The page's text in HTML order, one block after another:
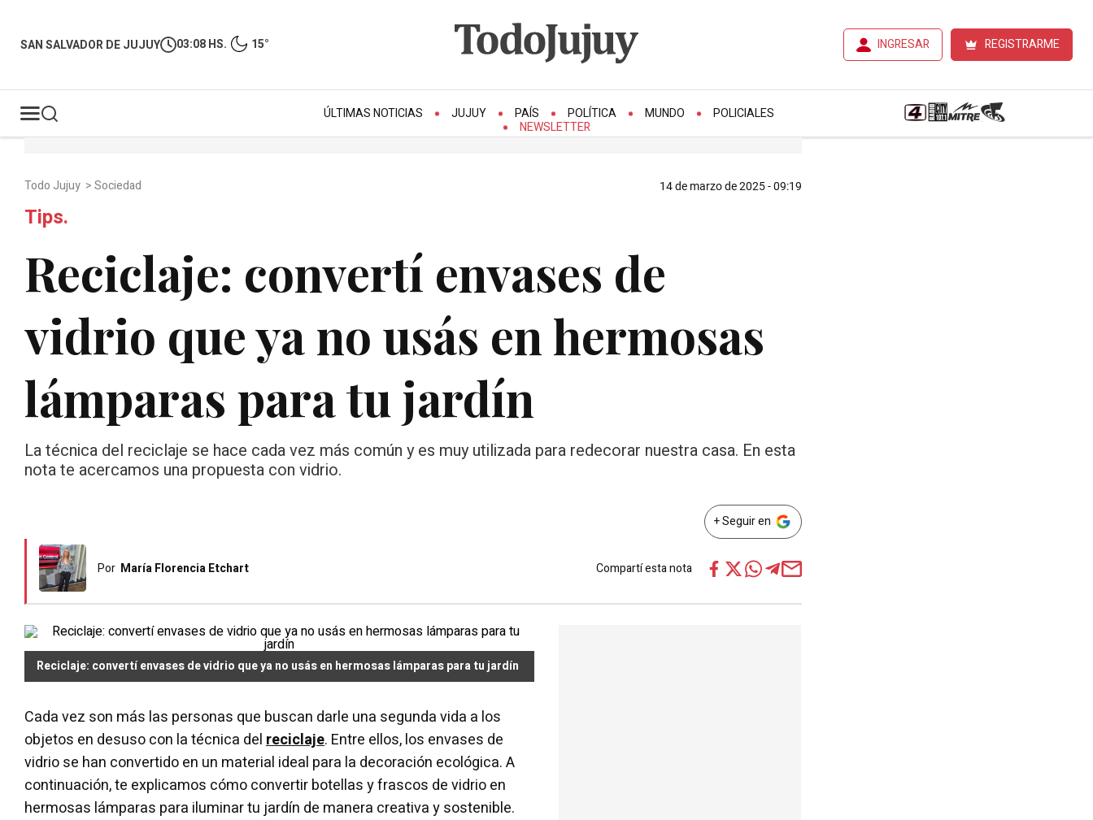
SAN SALVADOR DE JUJUY 03:08 HS. 15° INGRESAR REGISTRARME
ÚLTIMAS NOTICIAS JUJUY PAÍS POLÍTICA MUNDO
POLICIALES
NEWSLETTER
Todo Jujuy >Sociedad 14 de marzo de 2025 - 09:19
Tips.
Reciclaje: convertí envases de
vidrio que ya no usás en hermosas
lámparas para tu jardín
La técnica del reciclaje se hace cada vez más común y es muy utilizada para redecorar nuestra casa. En esta
nota te acercamos una propuesta con vidrio.
+ Seguir en
Por María Florencia Etchart Compartí esta nota
Reciclaje: convertí envases de vidrio que ya no usás en hermosas lámparas para tu jardín
Cada vez son más las personas que buscan darle una segunda vida a los
objetos en desuso con la técnica delreciclaje. Entre ellos, los envases de
vidrio se han convertido en un material ideal para la decoración ecológica. A
continuación, te explicamos cómo convertir botellas y frascos de vidrio en
hermosas lámparas para iluminar tu jardín de manera creativa y sostenible.